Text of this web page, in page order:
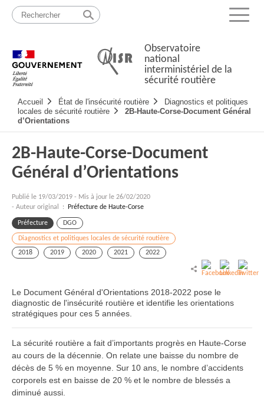
Passer
contenu
Menu
Observatoire
national
interministériel de la
sécurité routière
principale
Accueil État de l'insécurité routière
Diagnostics et politiques
locales de sécurité routière
2B-Haute-Corse-Document Général
d’Orientations
2B-Haute-Corse-Document
Général d’Orientations
Publié le 19/03/2019 - Mis à jour le 26/02/2020
- Auteur original :
Préfecture de Haute-Corse
Préfecture DGO
Diagnostics et politiques locales de sécurité routière
2018
2019 2020 2021 2022
Le Document Général d'Orientations 2018-2022 pose le
diagnostic de l'insécurité routière et identifie les orientations
stratégiques pour ces 5 années.
La sécurité routière a fait d’importants progrès en Haute-Corse
au cours de la décennie. On relate une baisse du nombre de
décès de 5 % en moyenne. Sur 10 ans, le nombre d’accidents
corporels est en baisse de 20 % et le nombre de blessés a
diminué aussi.